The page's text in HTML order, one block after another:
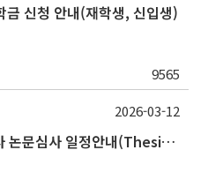
신청 안내(재학생, 신입생)
9565
2026학년도 1학기 석 · 박사 논문심사 일정안내(Thesis Defense Schedules)
2026-03-12